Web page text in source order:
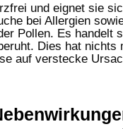
und eignet sie
bei Allergien
Pollen. Es handelt
Dies hat
auf verstecke